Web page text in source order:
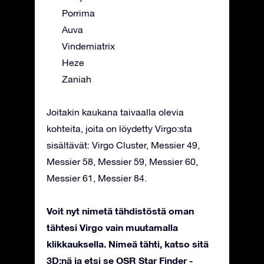
Porrima
Auva
Vindemiatrix
Heze
Zaniah
Joitakin kaukana taivaalla olevia
kohteita, joita on löydetty Virgo:sta
sisältävät: Virgo Cluster, Messier 49,
Messier 58, Messier 59, Messier 60,
Messier 61, Messier 84.
Voit nyt nimetä tähdistöstä oman
tähtesi Virgo vain muutamalla
klikkauksella. Nimeä tähti, katso sitä
3D:nä ja etsi se OSR Star Finder -